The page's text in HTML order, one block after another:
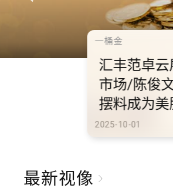
千禧年代
10.2.1 内
秋节假期
港旅游
2025-10-02
最新视像